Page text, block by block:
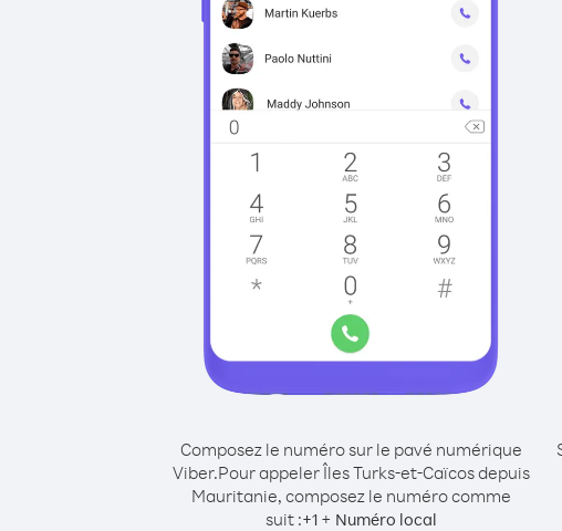
Composez le numéro sur le pavé numérique
Viber.Pour appeler Îles Turks-et-Caïcos depuis
Mauritanie, composez le numéro comme
suit :+1+ Numéro local